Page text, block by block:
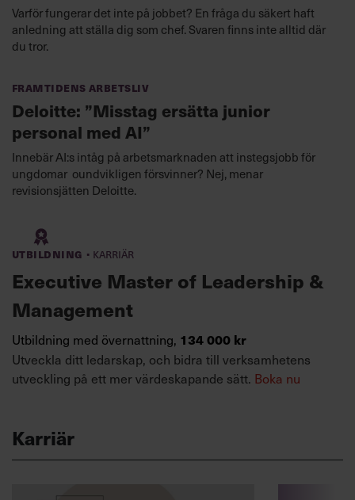
Varför fungerar det inte på jobbet? En fråga du säkert haft
anledning att ställa dig som chef. Svaren finns inte alltid där
du tror.
Framtidens arbetsliv
Deloitte: ”Misstag ersätta junior
personal med AI”
Innebär AI:s intåg på arbetsmarknaden att instegsjobb för
ungdomar oundvikligen försvinner? Nej, menar
revisionsjätten Deloitte.
Utbildning · Karriär
Executive Master of Leadership &
Management
Utbildning med övernattning, 134 000 kr
Utveckla ditt ledarskap, och bidra till verksamhetens
utveckling på ett mer värdeskapande sätt. Boka nu
Karriär